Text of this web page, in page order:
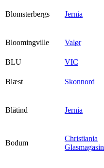
Blomsterbergs Jernia
Bloomingville Valør
BLU
VIC
Blæst Skonnord
Blåtind Jernia
Bodum
Christiania
Glasmagasin